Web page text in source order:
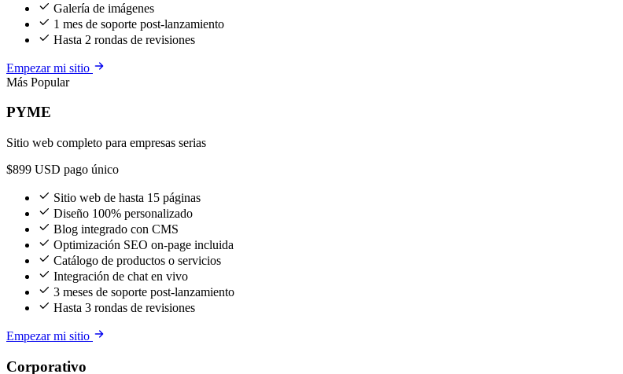
Galería de imágenes
1 mes de soporte post-lanzamiento
Hasta 2 rondas de revisiones
Empezar mi sitio
Más Popular
PYME
Sitio web completo para empresas serias
$899 USD pago único
Sitio web de hasta 15 páginas
Diseño 100% personalizado
Blog integrado con CMS
Optimización SEO on-page incluida
Catálogo de productos o servicios
Integración de chat en vivo
3 meses de soporte post-lanzamiento
Hasta 3 rondas de revisiones
Empezar mi sitio
Corporativo